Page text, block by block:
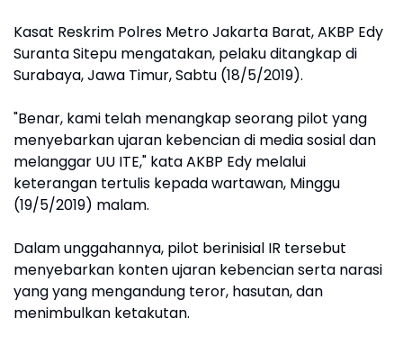
Kasat Reskrim Polres Metro Jakarta Barat, AKBP Edy
Suranta Sitepu mengatakan, pelaku ditangkap di
Surabaya, Jawa Timur, Sabtu (18/5/2019).
"Benar, kami telah menangkap seorang pilot yang
menyebarkan ujaran kebencian di media sosial dan
melanggar UU ITE," kata AKBP Edy melalui
keterangan tertulis kepada wartawan, Minggu
(19/5/2019) malam.
Dalam unggahannya, pilot berinisial IR tersebut
menyebarkan konten ujaran kebencian serta narasi
yang yang mengandung teror, hasutan, dan
menimbulkan ketakutan.